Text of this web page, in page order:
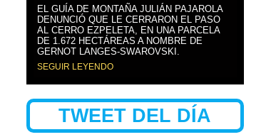
EL GUÍA DE MONTAÑA JULIÁN PAJAROLA
DENUNCIÓ QUE LE CERRARON EL PASO
AL CERRO EZPELETA, EN UNA PARCELA
DE 1.672 HECTÁREAS A NOMBRE DE
GERNOT LANGES-SWAROVSKI.
SEGUIR LEYENDO
TWEET DEL DÍA